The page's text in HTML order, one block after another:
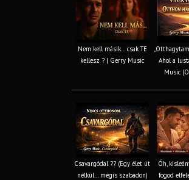
Nem kell másik… csak TE
kellesz ? | Gerry Music
Ahol a
Music
Csavargódal ?? (Egy élet út
nélkül… mégis szabadon)
Óh,
fogod